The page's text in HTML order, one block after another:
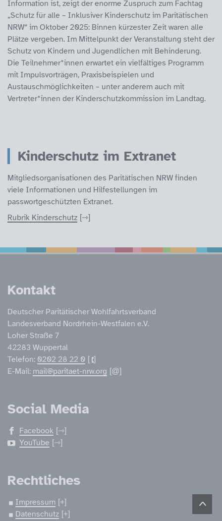
Information ist, zeigt der enorme Zuspruch zum Fachtag
„Schutz für alle – Inklusiver Kinderschutz im Paritätischen
NRW“ im Oktober 2025: Binnen kürzester Zeit waren alle
Plätze vergeben. Im Mittelpunkt der Veranstaltung steht der
Schutz von Kindern und Jugendlichen mit Behinderung.
Die Teilnehmer*innen erwartet ein vielfältiges Programm
mit Impulsvorträgen, Praxisbeispielen und
Austauschmöglichkeiten – unter anderem auch mit
Vertreter*innen der Kinderschutzkommission im Landtag.
Kinderschutz im Extranet
Mitgliedsorganisationen des Paritätischen NRW finden
viele Informationen und Hilfestellungen im
passwortgeschützten Extranet.
Rubrik Kinderschutz
Service
Kontakt
Deutscher Paritätischer Wohlfahrtsverband
Landesverband Nordrhein-Westfalen e.V.
Loher Straße 7
42283 Wuppertal
Telefon: 0202 28 22 0
E-Mail: mail@paritaet-nrw.org
Social Media
Facebook
YouTube
Rechtliches
Impressum
Datenschutz